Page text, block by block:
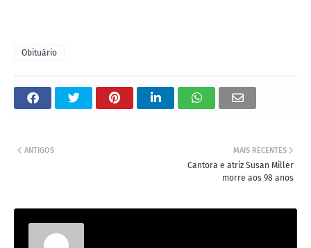
Obituário
MAIS RECENTES
Cantora e atriz Susan Miller
morre aos 98 anos
ANTIGOS